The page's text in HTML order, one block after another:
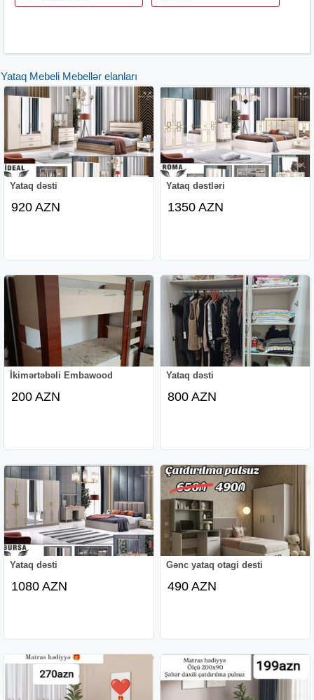
Yataq Mebeli Mebellər elanları
Yataq dəsti
920 AZN
Yataq dəstləri
1350 AZN
İkimərtəbəli Embawood
200 AZN
Yataq dəsti
800 AZN
Yataq dəsti
1080 AZN
Gənc yataq otagi desti
490 AZN